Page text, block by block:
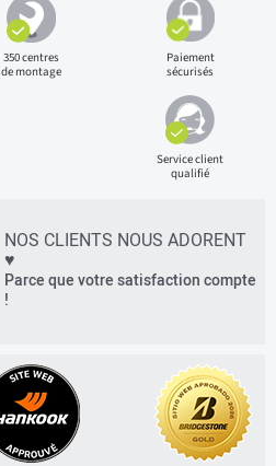
350 centres
de montage
Paiement
sécurisés
Service client
qualifié
NOS CLIENTS NOUS ADORENT
♥
Parce que votre satisfaction compte
!